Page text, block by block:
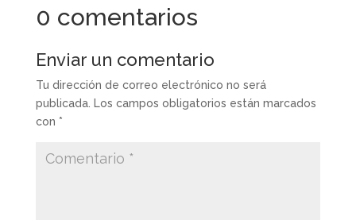
0 comentarios
Enviar un comentario
Tu dirección de correo electrónico no será
publicada. Los campos obligatorios están marcados
con *